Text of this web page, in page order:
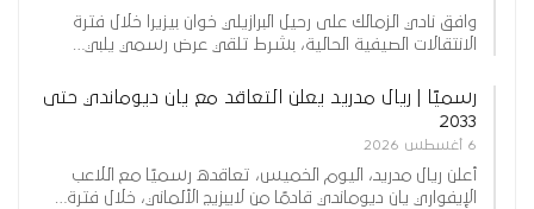
وافق نادي الزمالك على رحيل البرازيلي خوان بيزيرا خلال فترة
الانتقالات الصيفية الحالية، بشرط تلقي عرض رسمي يلبي…
رسميًا | ريال مدريد يعلن التعاقد مع يان ديوماندي حتى
2033
6 أغسطس 2026
أعلن ريال مدريد، اليوم الخميس، تعاقده رسميًا مع اللاعب
الإيفواري يان ديوماندي قادمًا من لايبزيج الألماني، خلال فترة…